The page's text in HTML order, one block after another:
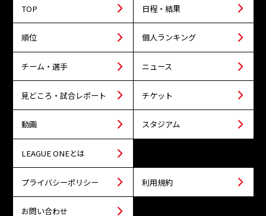
TOP 日程・結果
順位 個人ランキング
チーム・選手 ニュース
見どころ・試合レポート チケット
動画 スタジアム
LEAGUE ONEとは
プライバシーポリシー 利用規約
お問い合わせ